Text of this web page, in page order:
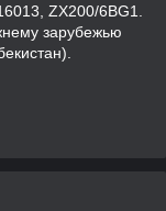
ZX200/6BG1.
зарубежью